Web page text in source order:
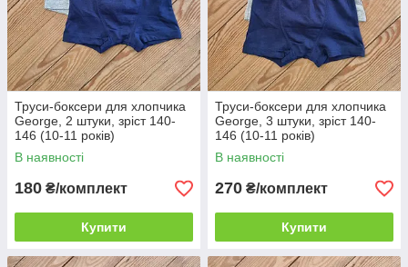
Труси-боксери для хлопчика
George, 2 штуки, зріст 140-
146 (10-11 років)
В наявності
180 ₴/комплект
Купити
Труси-боксери для хлопчика
George, 3 штуки, зріст 140-
146 (10-11 років)
В наявності
270 ₴/комплект
Купити